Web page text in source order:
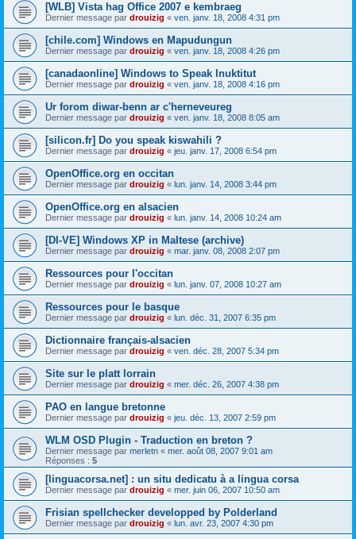
[WLB] Vista hag Office 2007 e kembraeg
Dernier message par drouizig « ven. janv. 18, 2008 4:31 pm
[chile.com] Windows en Mapudungun
Dernier message par drouizig « ven. janv. 18, 2008 4:26 pm
[canadaonline] Windows to Speak Inuktitut
Dernier message par drouizig « ven. janv. 18, 2008 4:16 pm
Ur forom diwar-benn ar c'herneveureg
Dernier message par drouizig « ven. janv. 18, 2008 8:05 am
[silicon.fr] Do you speak kiswahili ?
Dernier message par drouizig « jeu. janv. 17, 2008 6:54 pm
OpenOffice.org en occitan
Dernier message par drouizig « lun. janv. 14, 2008 3:44 pm
OpenOffice.org en alsacien
Dernier message par drouizig « lun. janv. 14, 2008 10:24 am
[DI-VE] Windows XP in Maltese (archive)
Dernier message par drouizig « mar. janv. 08, 2008 2:07 pm
Ressources pour l'occitan
Dernier message par drouizig « lun. janv. 07, 2008 10:27 am
Ressources pour le basque
Dernier message par drouizig « lun. déc. 31, 2007 6:35 pm
Dictionnaire français-alsacien
Dernier message par drouizig « ven. déc. 28, 2007 5:34 pm
Site sur le platt lorrain
Dernier message par drouizig « mer. déc. 26, 2007 4:38 pm
PAO en langue bretonne
Dernier message par drouizig « jeu. déc. 13, 2007 2:59 pm
WLM OSD Plugin - Traduction en breton ?
Dernier message par merletn « mer. août 08, 2007 9:01 am
Réponses : 5
[linguacorsa.net] : un situ dedicatu à a lingua corsa
Dernier message par drouizig « mer. juin 06, 2007 10:50 am
Frisian spellchecker developped by Polderland
Dernier message par drouizig « lun. avr. 23, 2007 4:30 pm